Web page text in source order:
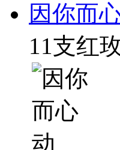
因你而
11支红